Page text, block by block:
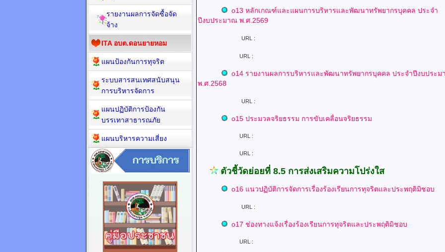
o13 หลักเกณฑ์และแผนการบริหารและพัฒนาทรัพยากรบุคคล ประจำ
ปีงบประมาณ พ.ศ.2569
URL :
URL :
o14 รายงานผลการบริหารและพัฒนาทรัพยากรบุคคล ประจำปีงบประ
พ.ศ.2568
URL :
o15 ประมวลจริยธรรม การขับเคลื่อนจริยธรรม
URL :
URL :
ตัวชี้วัดย่อยที่ 8.5 การส่งเสริมความโปร่งใส
o16 แนวปฏิบัติการจัดการเรื่องร้องเรียนการทุจริตและประพฤติมิชอบ
URL :
o17 ช่องทางแจ้งเรื่องร้องเรียนการทุจริตและประพฤติมิชอบ
URL :
รายงานผลการจัดซื้อจัด
จ้าง
ITA อบต.ดอนยายหอม
แผนป้องกันการทุจริต
ระบบสารสนเทศสนับสนุน
การบริหารจัดการ
แผนปฏิบัติการป้องกัน
บรรเทาสาธารณภัย
แผนบริหารความเสี่ยง